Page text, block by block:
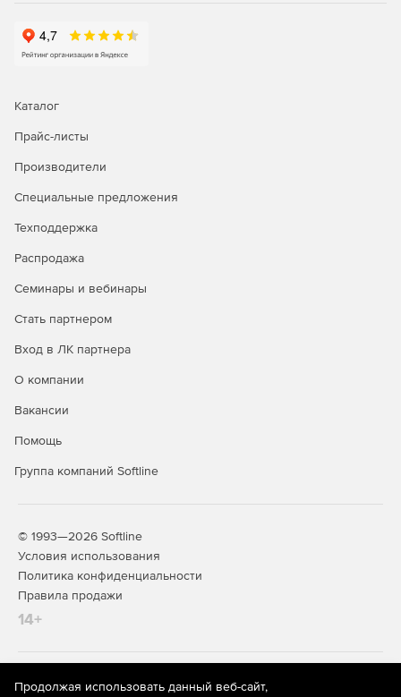
Каталог
Прайс-листы
Производители
Специальные предложения
Техподдержка
Распродажа
Семинары и вебинары
Стать партнером
Вход в ЛК партнера
О компании
Вакансии
Помощь
Группа компаний Softline
© 1993—2026 Softline
Условия использования
Политика конфиденциальности
Правила продажи
14+
На информационном ресурсе store.softline.ru применяются
Продолжая использовать данный веб-сайт,